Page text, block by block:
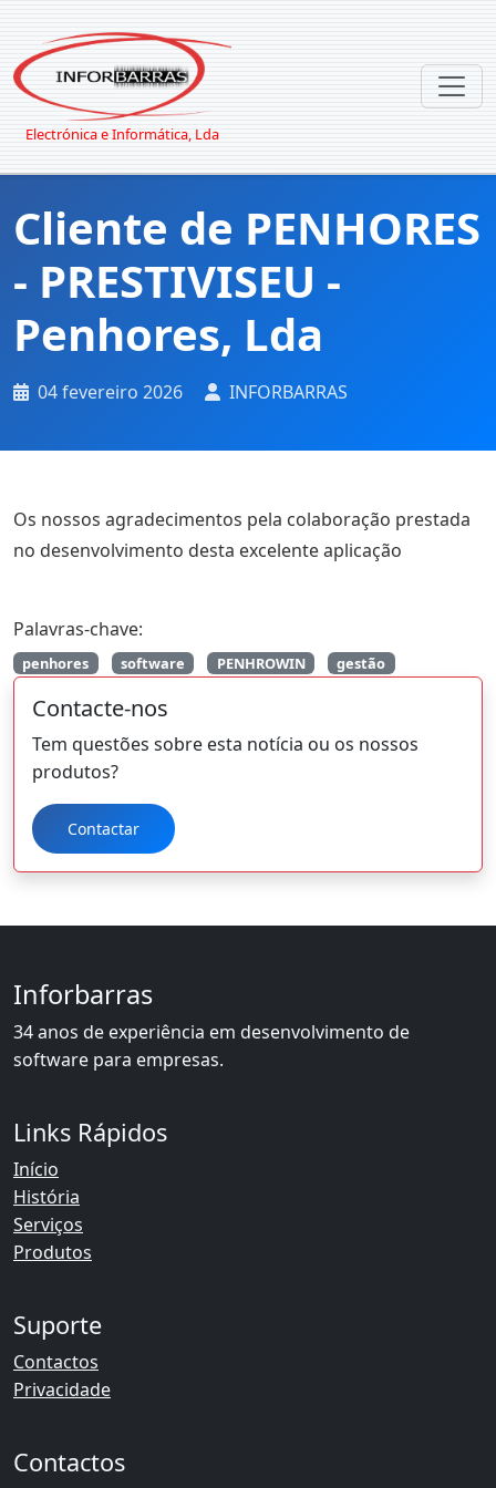
Electrónica e Informática, Lda
Cliente de PENHORES
- PRESTIVISEU -
Penhores, Lda
04 fevereiro 2026 INFORBARRAS
Os nossos agradecimentos pela colaboração prestada
no desenvolvimento desta excelente aplicação
Palavras-chave:
penhores software PENHROWIN gestão
Contacte-nos
Tem questões sobre esta notícia ou os nossos
produtos?
Contactar
Inforbarras
34 anos de experiência em desenvolvimento de
software para empresas.
Links Rápidos
Início
História
Serviços
Produtos
Suporte
Contactos
Privacidade
Contactos